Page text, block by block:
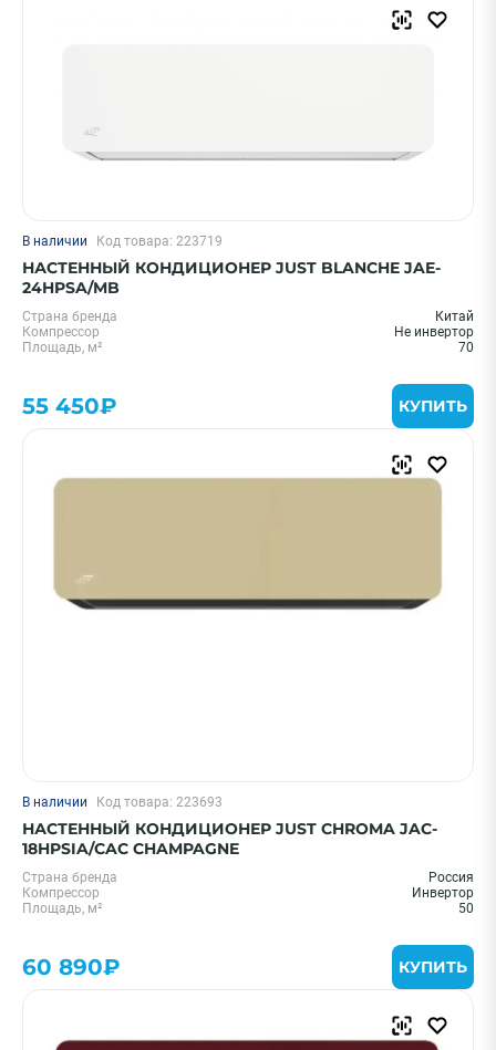
В наличии Код товара: 223719
НАСТЕННЫЙ КОНДИЦИОНЕР JUST BLANCHE JAE-
24HPSA/MB
Страна бренда
Китай
Компрессор
Не инвертор
Площадь, м²
70
55 450₽ КУПИТЬ
В наличии Код товара: 223693
НАСТЕННЫЙ КОНДИЦИОНЕР JUST CHROMA JAC-
18HPSIA/CAC CHAMPAGNE
Страна бренда
Россия
Компрессор
Инвертор
Площадь, м²
50
60 890₽ КУПИТЬ